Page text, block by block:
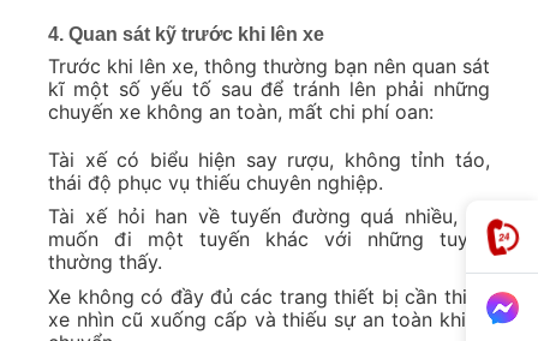
4. Quan sát kỹ trước khi lên xe
Trước khi lên xe, thông thường bạn nên quan sát
kĩ một số yếu tố sau để tránh lên phải những
chuyến xe không an toàn, mất chi phí oan:
Tài xế có biểu hiện say rượu, không tỉnh táo,
thái độ phục vụ thiếu chuyên nghiệp.
Tài xế hỏi han về tuyến đường quá nhiều, và
muốn đi một tuyến khác với những tuyến
thường thấy.
Xe không có đầy đủ các trang thiết bị cần thiết,
xe nhìn cũ xuống cấp và thiếu sự an toàn khi di